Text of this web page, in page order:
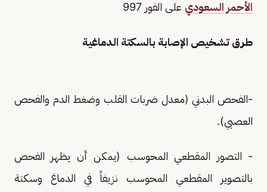
الأحمر السعودي على الفور 997
طرق تشخيص الإصابة بالسكتة الدماغية
-الفحص البدني (معدل ضربات القلب وضغط الدم والفحص
العصبي).
- التصور المقطعي المحوسب (يمكن أن يظهر الفحص
بالتصوير المقطعي المحوسب نزيفاً في الدماغ وسكتة